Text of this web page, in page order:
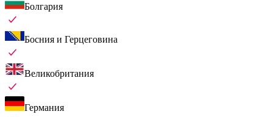
Болгария
Босния и Герцеговина
Великобритания
Германия